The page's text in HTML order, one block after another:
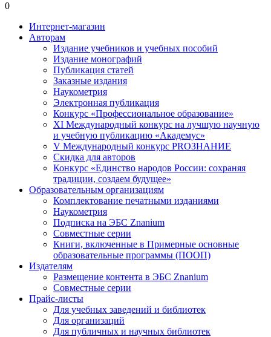
0
Интернет-магазин
Авторам
Издание учебников и учебных пособий
Издание монографий
Публикация статей
Заказные издания
Наукометрия
Электронная публикация
Конкурс «Профессиональное образование»
XI Международный конкурс на лучшую научную
и учебную публикацию «Академус»
V Международный конкурс PROЗНАНИЕ
Скидка для авторов
Конкурс «Единство народов России: сохраняя
традиции, создаем будущее»
Образовательным организациям
Комплектование печатными изданиями
Наукометрия
Подписка на ЭБС Znanium
Совместные серии
Книги, включенные в Примерные основные
образовательные программы (ПООП)
Издателям
Размещение контента в ЭБС Znanium
Совместные серии
Прайс-листы
Для учебных заведений и библиотек
Для организаций
Для публичных и научных библиотек